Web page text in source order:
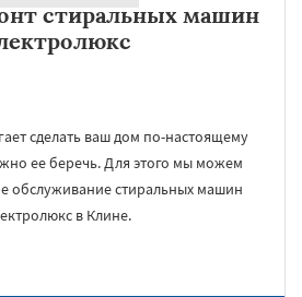
стиральных машин
сделать ваш дом по-настоящему
ее беречь. Для этого мы можем
обслуживание стиральных машин
в Клине.